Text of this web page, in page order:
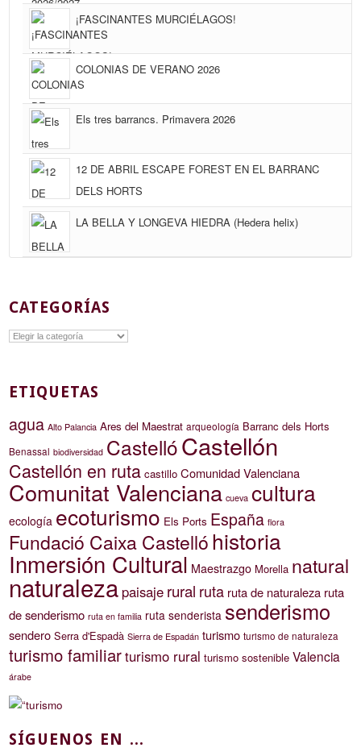
¡FASCINANTES MURCIÉLAGOS!
COLONIAS DE VERANO 2026
Els tres barrancs. Primavera 2026
12 DE ABRIL ESCAPE FOREST EN EL BARRANC
DELS HORTS
LA BELLA Y LONGEVA HIEDRA (Hedera helix)
CATEGORÍAS
Categorías
ETIQUETAS
agua Alto Palancia Ares del Maestrat arqueología Barranc dels Horts
Benassal biodiversidad CastellóCastellón
Castellón en ruta castillo Comunidad Valenciana
Comunitat Valenciana cueva cultura
ecología ecoturismo Els Ports España flora
Fundació Caixa Castellóhistoria
Inmersión Cultural Maestrazgo Morella natural
naturaleza paisaje rural ruta ruta de naturaleza ruta
de senderismo ruta en familia ruta senderista senderismo
sendero Serra d'Espadà Sierra de Espadán turismo turismo de naturaleza
turismo familiarturismo rural turismo sostenible Valencia
árabe
SÍGUENOS EN ...